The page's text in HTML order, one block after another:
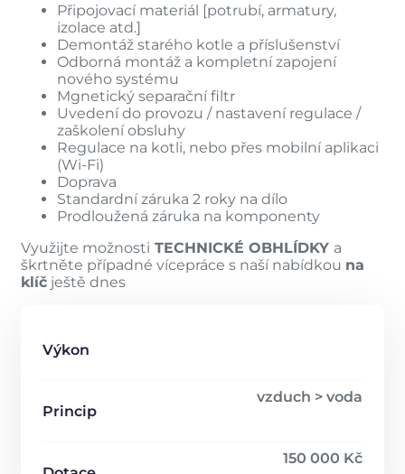
Připojovací materiál [potrubí, armatury,
izolace atd.]
Demontáž starého kotle a příslušenství
Odborná montáž a kompletní zapojení
nového systému
Mgnetický separační filtr
Uvedení do provozu / nastavení regulace /
zaškolení obsluhy
Regulace na kotli, nebo přes mobilní aplikaci
(Wi-Fi)
Doprava
Standardní záruka 2 roky na dílo
Prodloužená záruka na komponenty
Využijte možnosti TECHNICKÉ OBHLÍDKY a
škrtněte případné vícepráce s naší nabídkou na
klíč ještě dnes
Výkon
Princip
vzduch > voda
150 000 Kč